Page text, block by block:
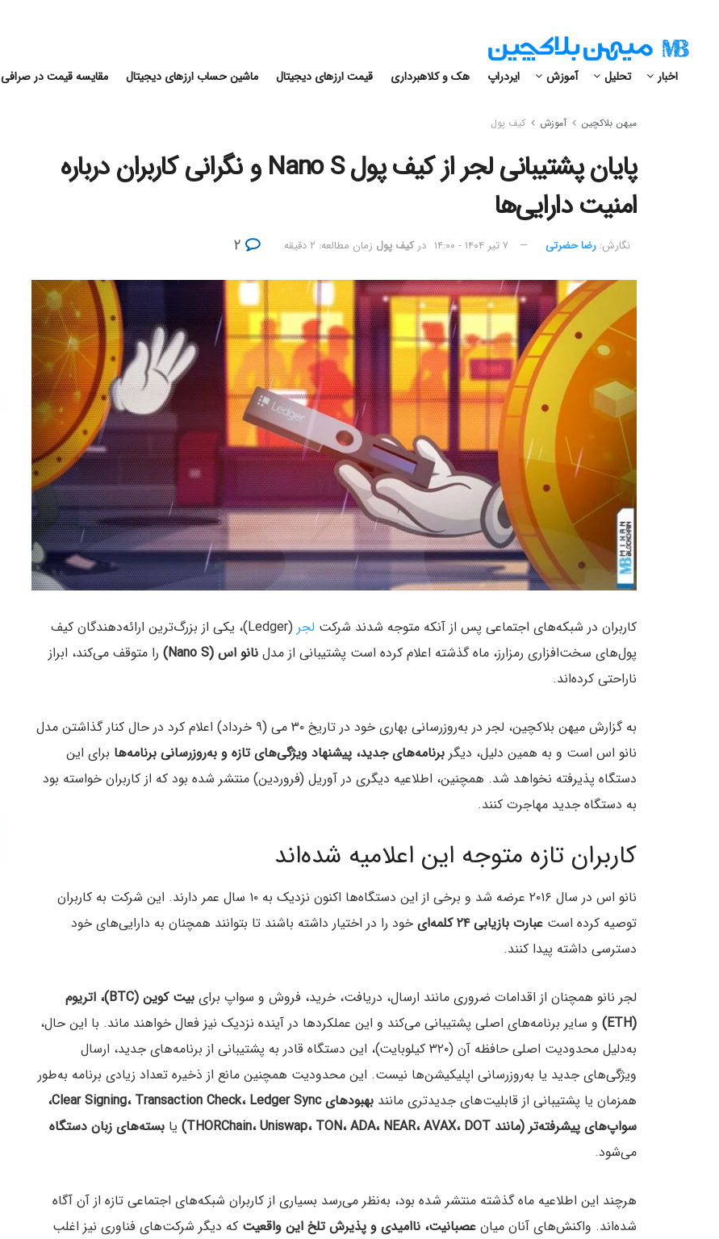
اخبار تحلیل آموزش ایردراپ هک و کلاهبرداری قیمت ارزهای دیجیتال ماشین حساب ارزهای دیجیتال مقایسه قیمت در صرافی
میهن بلاکچین آموزش کیف پول
پایان پشتیبانی لجر از کیف پول Nano S و نگرانی کاربران درباره
امنیت دارایی‌ها
نگارش:‌ رضا حضرتی ۷ تیر ۱۴۰۴ - ۱۴:۰۰ در کیف پول زمان مطالعه: ۲ دقیقه
کاربران در شبکه‌های اجتماعی پس از آنکه متوجه شدند شرکت لجر
(Ledger)، یکی از بزرگ‌ترین ارائه‌دهندگان کیف
پول‌های سخت‌افزاری رمزارز، ماه گذشته اعلام کرده است پشتیبانی از مدل نانو اس (Nano S)
را متوقف می‌کند، ابراز
ناراحتی کرده‌اند.
به گزارش میهن بلاکچین، لجر در به‌روزرسانی بهاری خود در تاریخ ۳۰ می (۹ خرداد) اعلام کرد در حال کنار گذاشتن مدل
نانو اس است و به همین دلیل، دیگر برنامه‌های جدید، پیشنهاد ویژگی‌های تازه و به‌روزرسانی برنامه‌ها برای این
دستگاه پذیرفته نخواهد شد. همچنین، اطلاعیه دیگری در آوریل (فروردین) منتشر شده بود که از کاربران خواسته بود
به دستگاه جدید مهاجرت کنند.
کاربران تازه متوجه این اعلامیه شده‌اند
نانو اس در سال ۲۰۱۶ عرضه شد و برخی از این دستگاه‌ها اکنون نزدیک به ۱۰ سال عمر دارند. این شرکت به کاربران
توصیه کرده است عبارت بازیابی ۲۴ کلمه‌ای
خود را در اختیار داشته باشند تا بتوانند همچنان به دارایی‌های خود
دسترسی داشته پیدا کنند.
لجر نانو همچنان از اقدامات ضروری مانند ارسال، دریافت، خرید، فروش و سواپ برای
بیت کوین (BTC)، اتریوم
(ETH)
و سایر برنامه‌های اصلی پشتیبانی می‌کند و این عملکردها در آینده نزدیک نیز فعال خواهند ماند. با این حال،
به‌دلیل محدودیت اصلی حافظه آن (۳۲۰ کیلوبایت)، این دستگاه قادر به پشتیبانی از برنامه‌های جدید، ارسال
ویژگی‌های جدید یا به‌روزرسانی اپلیکیشن‌ها نیست. این محدودیت همچنین مانع از ذخیره تعداد زیادی برنامه به‌طور
همزمان یا پشتیبانی از قابلیت‌های جدیدتری مانند
بهبودهای Clear Signing، Transaction Check، Ledger Sync،
سواپ‌های پیشرفته‌تر (مانند THORChain، Uniswap، TON، ADA، NEAR، AVAX، DOT)
یا بسته‌های زبان دستگاه
می‌شود.
هرچند این اطلاعیه ماه گذشته منتشر شده بود، به‌نظر می‌رسد بسیاری از کاربران شبکه‌های اجتماعی تازه از آن آگاه
شده‌اند. واکنش‌های آنان میان عصبانیت، ناامیدی و پذیرش تلخ این واقعیت که دیگر شرکت‌های فناوری نیز اغلب